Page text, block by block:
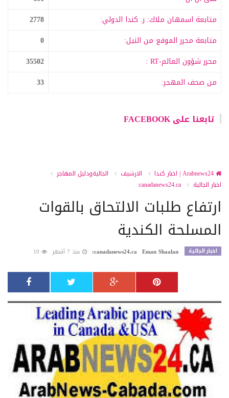
متابعة اسمهان ملاك: ر. كندا الدولي:
2778
متابعة محرر الموقع من النيل:
0
محرر شؤون العالم-RT :
35502
من صحف المهجر:
33
تابعنا على FACEBOOK
الارشيف
الجاليةودليل المهاجر
اخبار الجالية
canadanews24.ca:
ارتفاع طلبات الالتحاق بالقوات
المسلحة الكندية
اخبار الجالية Eman Shaalan
canadanews24.ca: منذ 7 أشهر